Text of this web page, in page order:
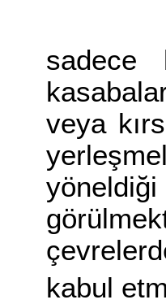
veya
kabul